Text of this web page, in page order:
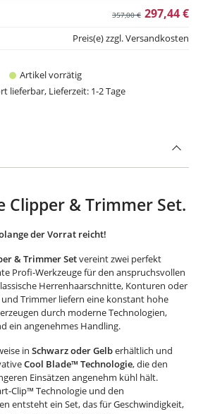
297,44 €
357,00 €
Artikel vorrätig
lieferbar, Lieferzeit: 1-2 Tage
Preis(e) zzgl. Versandkosten
Clipper & Trimmer Set.
der Vorrat reicht!
& Trimmer Setvereint zwei perfekt
Profi-Werkzeuge für den anspruchsvollen
Herrenhaarschnitte, Konturen oder
Trimmer liefern eine konstant hohe
durch moderne Technologien,
ein angenehmes Handling.
in Schwarz oder Gelberhältlich und
Cool Blade™ Technologie, die den
Einsätzen angenehm kühl hält.
Clip™ Technologie und den
entsteht ein Set, das für Geschwindigkeit,